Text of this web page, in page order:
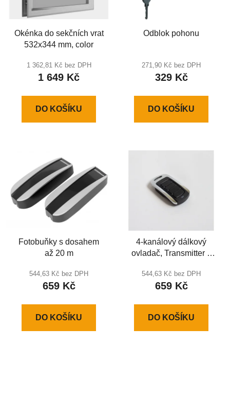
Okénka do sekčních vrat
532x344 mm, color
1 362,81 Kč bez DPH
1 649 Kč
DO KOŠÍKU
Odblok pohonu
271,90 Kč bez DPH
329 Kč
DO KOŠÍKU
Fotobuňky s dosahem
až 20 m
544,63 Kč bez DPH
659 Kč
DO KOŠÍKU
4-kanálový dálkový
ovladač, Transmitter 4
544,63 Kč bez DPH
659 Kč
DO KOŠÍKU